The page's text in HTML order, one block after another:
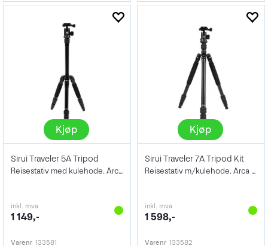
Kjøp
Sirui Traveler 5A Tripod
Reisestativ med kulehode. Arca Swiss
inkl. mva
1 149,-
Varenr 133581
Kjøp
Sirui Traveler 7A Tripod Kit
Reisestativ m/kulehode. Arca Swiss
inkl. mva
1 598,-
Varenr 133582